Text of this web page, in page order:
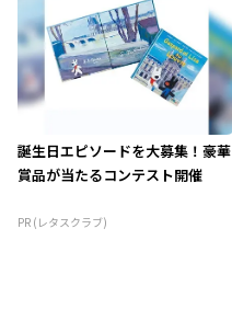
誕生日エピソードを大募集！豪華
賞品が当たるコンテスト開催
PR (レタスクラブ)